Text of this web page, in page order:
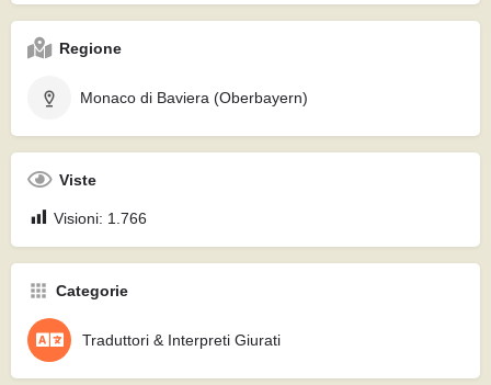
Regione
Monaco di Baviera (Oberbayern)
Viste
Visioni: 1.766
Categorie
Traduttori & Interpreti Giurati